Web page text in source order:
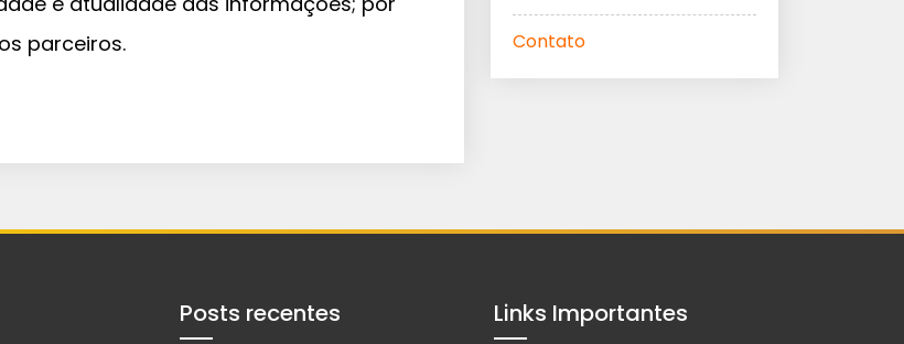
parceiros.
Contato
Posts recentes Links Importantes